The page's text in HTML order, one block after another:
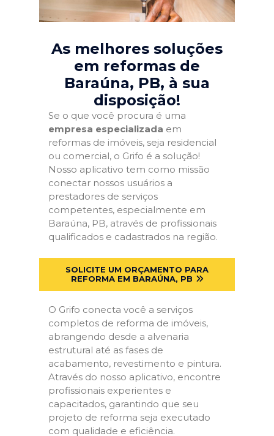
As melhores soluções
em reformas de
Baraúna, PB, à sua
disposição!
Se o que você procura é uma
empresa especializada em
reformas de imóveis, seja residencial
ou comercial, o Grifo é a solução!
Nosso aplicativo tem como missão
conectar nossos usuários a
prestadores de serviços
competentes, especialmente em
Baraúna, PB, através de profissionais
qualificados e cadastrados na região.
SOLICITE UM ORÇAMENTO PARA
REFORMA EM BARAÚNA, PB
O Grifo conecta você a serviços
completos de reforma de imóveis,
abrangendo desde a alvenaria
estrutural até as fases de
acabamento, revestimento e pintura.
Através do nosso aplicativo, encontre
profissionais experientes e
capacitados, garantindo que seu
projeto de reforma seja executado
com qualidade e eficiência.